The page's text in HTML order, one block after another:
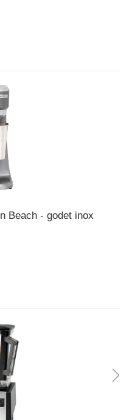
Beach - godet inox